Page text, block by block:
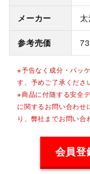
メーカー
参考売価
※予告なく成分・パッ
す、予めご了承くださ
※商品に付随する安全
に関するお問い合わせ
り、弊社までお問い合
会員登